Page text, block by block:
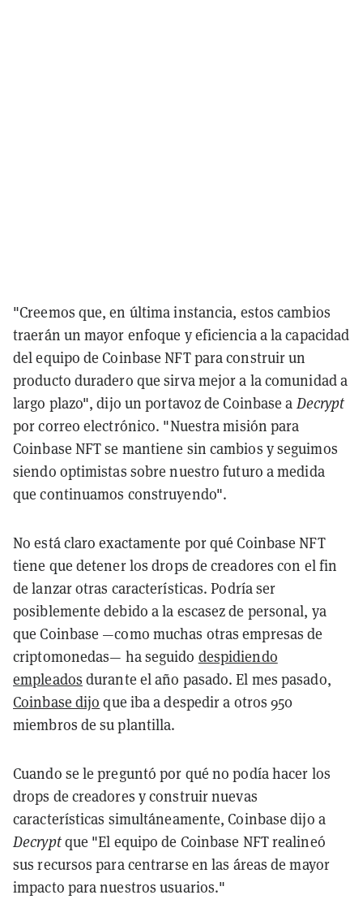
"Creemos que, en última instancia, estos cambios
traerán un mayor enfoque y eficiencia a la capacidad
del equipo de Coinbase NFT para construir un
producto duradero que sirva mejor a la comunidad a
largo plazo", dijo un portavoz de Coinbase a Decrypt
por correo electrónico. "Nuestra misión para
Coinbase NFT se mantiene sin cambios y seguimos
siendo optimistas sobre nuestro futuro a medida
que continuamos construyendo".
No está claro exactamente por qué Coinbase NFT
tiene que detener los drops de creadores con el fin
de lanzar otras características. Podría ser
posiblemente debido a la escasez de personal, ya
que Coinbase —como muchas otras empresas de
criptomonedas— ha seguido despidiendo
empleados durante el año pasado. El mes pasado,
Coinbase dijo que iba a despedir a otros 950
miembros de su plantilla.
Cuando se le preguntó por qué no podía hacer los
drops de creadores y construir nuevas
características simultáneamente, Coinbase dijo a
Decryptque "El equipo de Coinbase NFT realineó
sus recursos para centrarse en las áreas de mayor
impacto para nuestros usuarios."